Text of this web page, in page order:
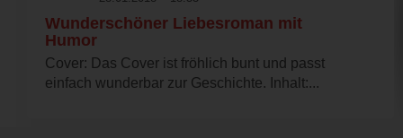
Wunderschöner Liebesroman mit
Humor
Cover: Das Cover ist fröhlich bunt und passt
einfach wunderbar zur Geschichte. Inhalt:...